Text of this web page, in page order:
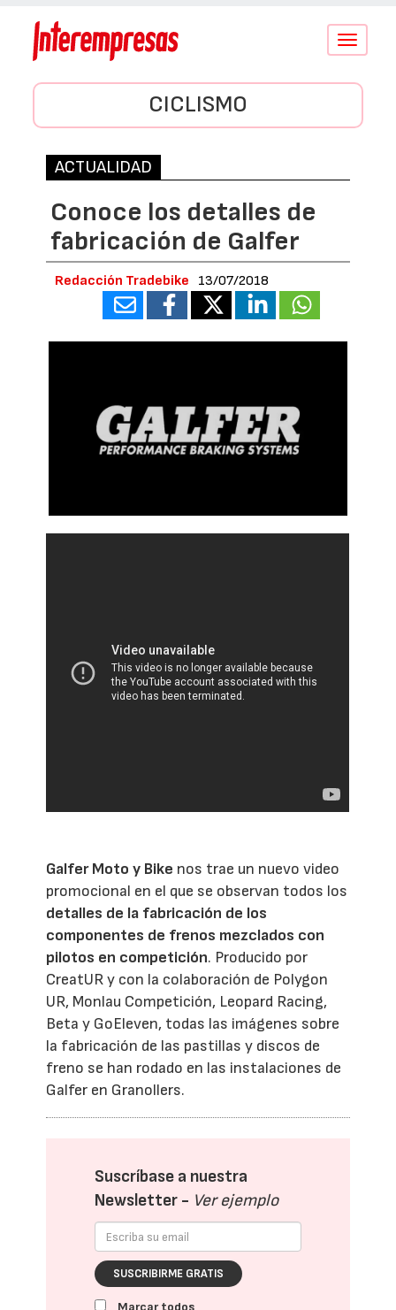
Conmutar
CICLISMO
ACTUALIDAD
Conoce los detalles de
fabricación de Galfer
Redacción Tradebike 13/07/2018
Galfer Moto y Bike nos trae un nuevo video
promocional en el que se observan todos los
detalles de la fabricación de los
componentes de frenos mezclados con
pilotos en competición. Producido por
CreatUR y con la colaboración de Polygon
UR, Monlau Competición, Leopard Racing,
Beta y GoEleven, todas las imágenes sobre
la fabricación de las pastillas y discos de
freno se han rodado en las instalaciones de
Galfer en Granollers.
Suscríbase a nuestra
Newsletter - Ver ejemplo
SUSCRIBIRME GRATIS